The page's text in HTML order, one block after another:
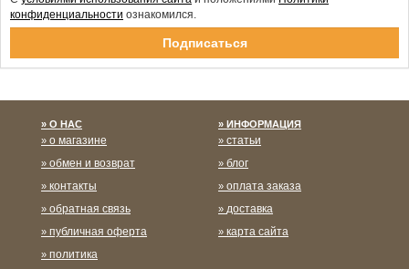
конфиденциальности ознакомился.
О НАС
о магазине
обмен и возврат
контакты
обратная связь
публичная оферта
политика
ИНФОРМАЦИЯ
статьи
блог
оплата заказа
доставка
карта сайта